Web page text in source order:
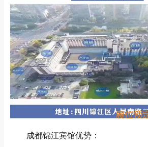
成都锦江宾馆优势：